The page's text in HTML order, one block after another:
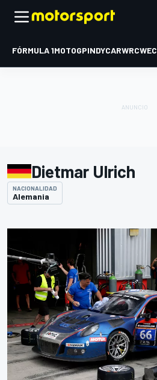
FÓRMULA 1MOTOGPINDYCARWRCWEC
Dietmar Ulrich
NACIONALIDAD
Alemania